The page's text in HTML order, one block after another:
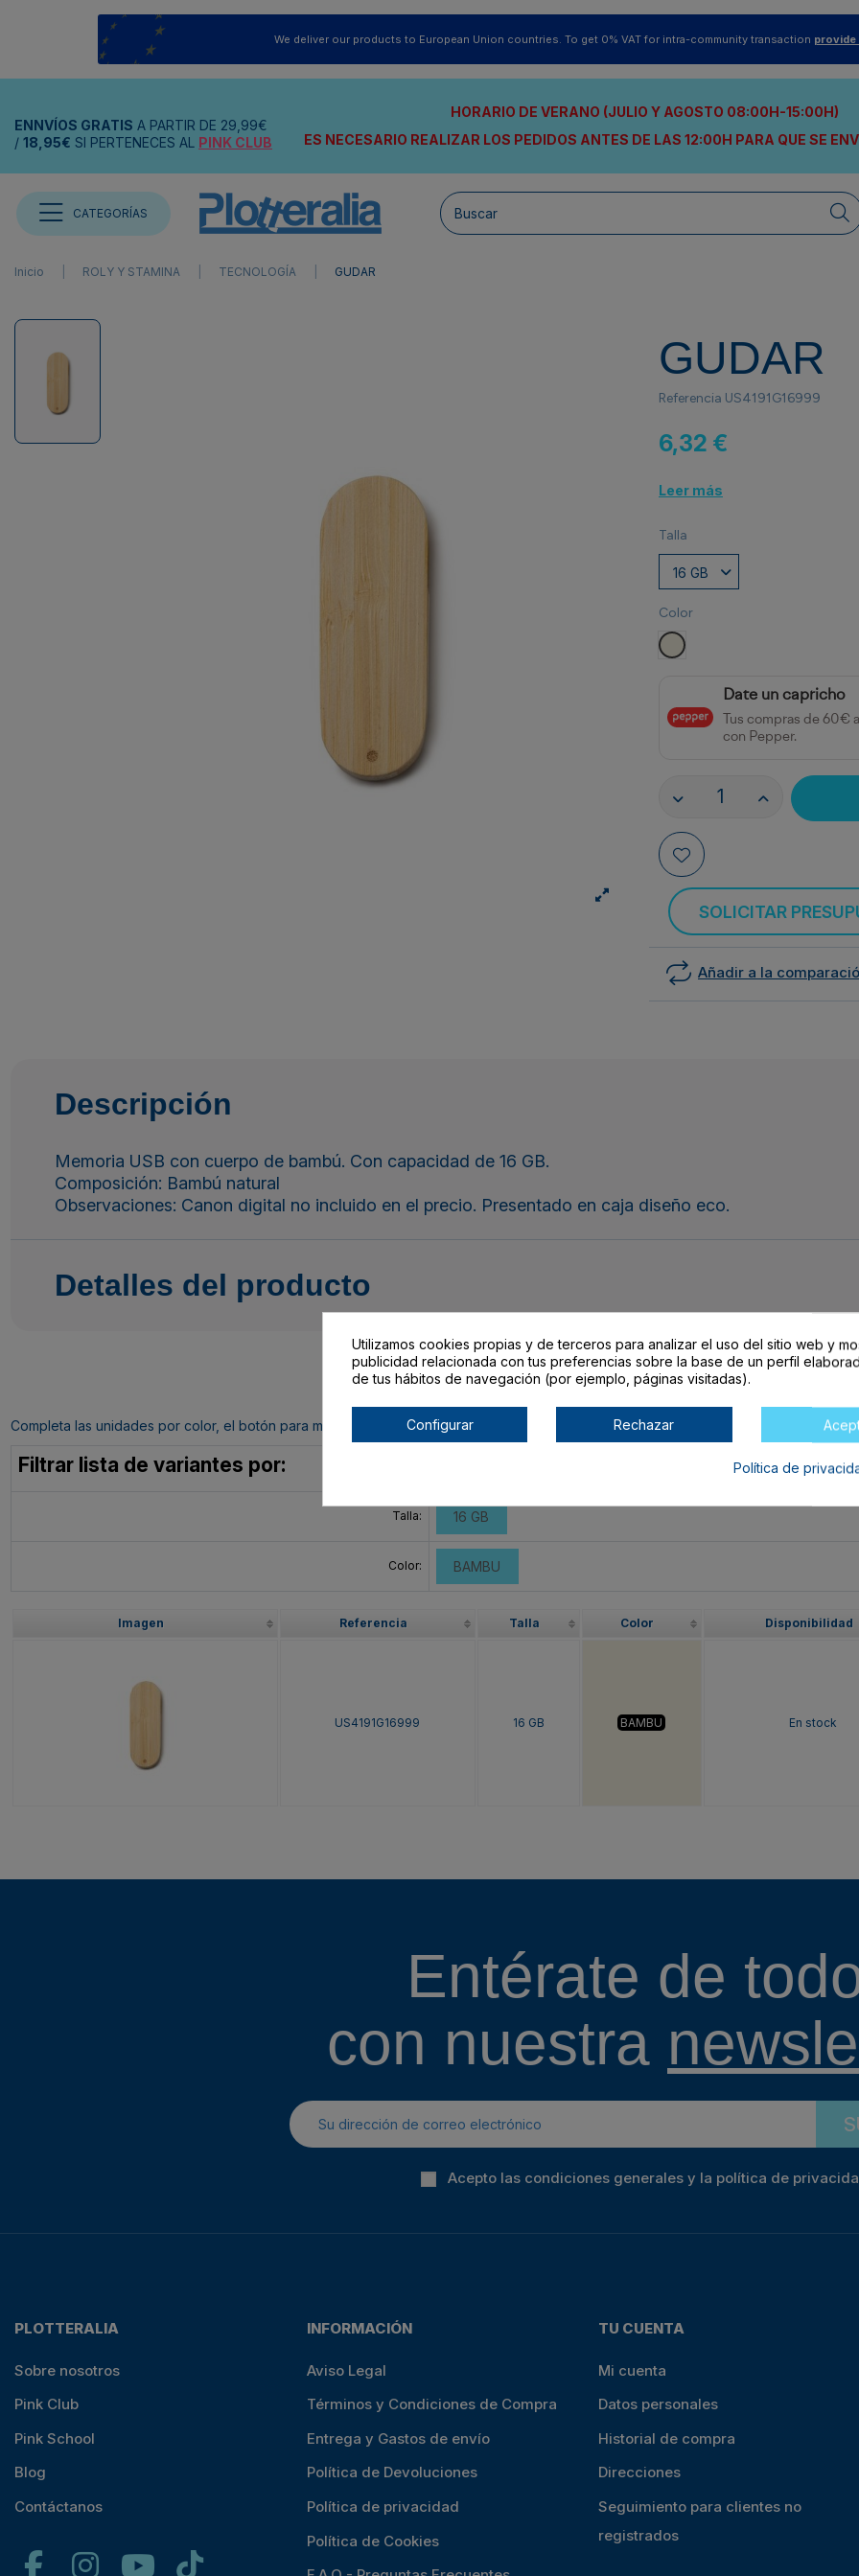
We deliver our products to European Union countries. To get 0% VAT for intra-community transaction provide
ENNVÍOS GRATIS A PARTIR DE 29,99€
/ 18,95€ SI PERTENECES AL PINK CLUB
HORARIO DE VERANO (JULIO Y AGOSTO 08:00H-15:00H)
ES NECESARIO REALIZAR LOS PEDIDOS ANTES DE LAS 12:00H PARA QUE SE
CATEGORÍAS
Inicio ROLY Y STAMINA TECNOLOGÍA GUDAR
GUDAR
Referencia US4191G16999
6,32 €
Leer más
Talla
Color
BAMBU
Date un capricho
Tus compras de
con Pepper.
SOLICITAR
Añadir a la
Descripción
Memoria USB con cuerpo de bambú. Con capacidad de 16 GB.
Composición: Bambú natural
Observaciones: Canon digital no incluido en el precio. Presentado en caja diseño eco.
Detalles del producto
Completa las unidades por color, el botón para mandar tu pedido al carrito lo encontrarás al final de la tabla.
Filtrar lista de variantes por:
Talla: 16 GB
Color: BAMBU
Imagen Referencia Talla Color Disponibilidad
US4191G16999 16 GB BAMBU En stock
Entérate de
con nuestra
Acepto las condiciones generales y la política de
PLOTTERALIA
Sobre nosotros
Pink Club
Pink School
Blog
Contáctanos
INFORMACIÓN
Aviso Legal
Términos y Condiciones de Compra
Entrega y Gastos de envío
Política de Devoluciones
Política de privacidad
Política de Cookies
TU CUENTA
Mi cuenta
Datos personales
Historial de compra
Direcciones
Seguimiento para clientes no
registrados
Utilizamos cookies propias y de terceros para analizar el uso del sitio web y
publicidad relacionada con tus preferencias sobre la base de un perfil
de tus hábitos de navegación (por ejemplo, páginas visitadas).
Configurar Rechazar
Política de